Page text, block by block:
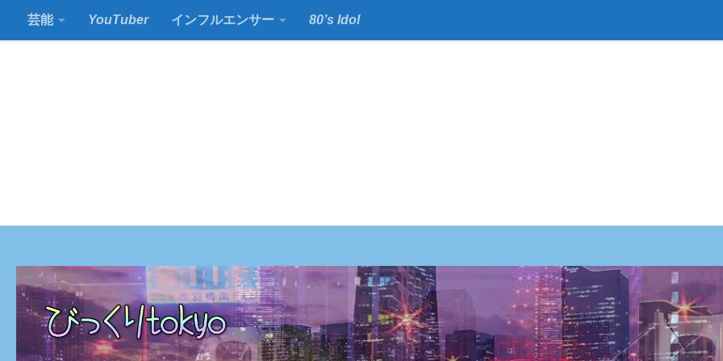
コンテンツの下
芸能 YouTuber インフルエンサー 80’s Idol